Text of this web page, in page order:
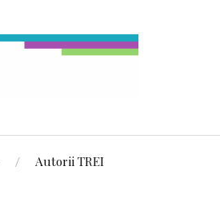
Autorii TREI